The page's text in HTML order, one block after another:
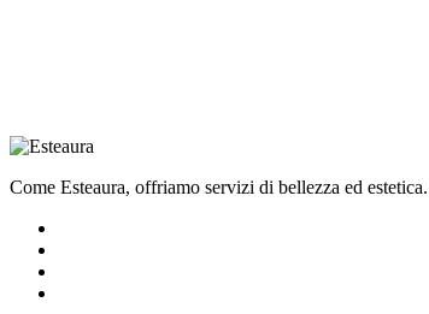
Come Esteaura, offriamo servizi di bellezza ed